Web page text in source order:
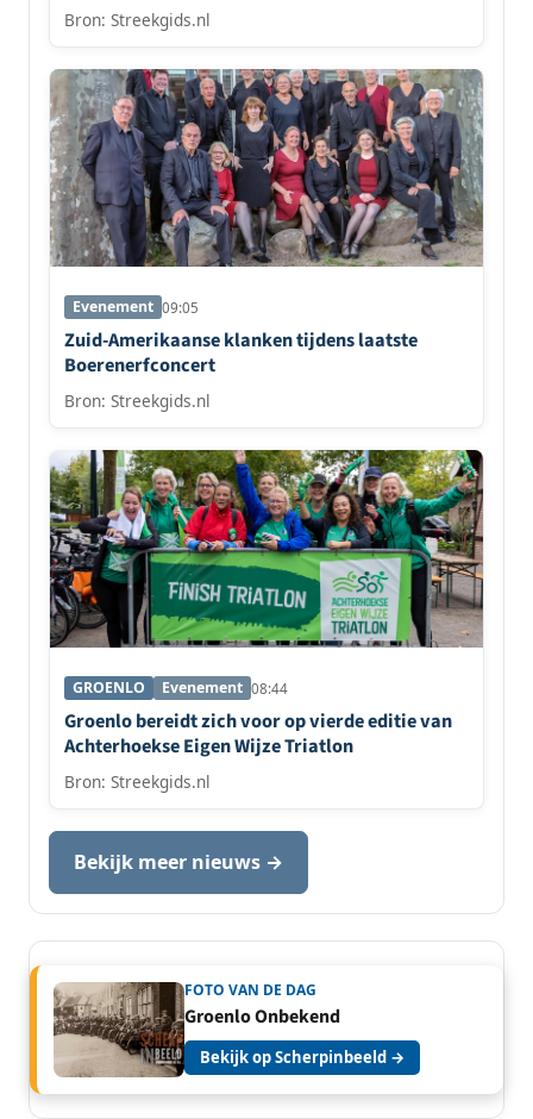
Bron: Streekgids.nl
Evenement 09:05
Zuid-Amerikaanse klanken tijdens laatste
Boerenerfconcert
Bron: Streekgids.nl
GROENLO Evenement 08:44
Groenlo bereidt zich voor op vierde editie van
Achterhoekse Eigen Wijze Triatlon
Bron: Streekgids.nl
Bekijk meer nieuws →
FOTO VAN DE DAG
Groenlo Onbekend
Bekijk op Scherpinbeeld →